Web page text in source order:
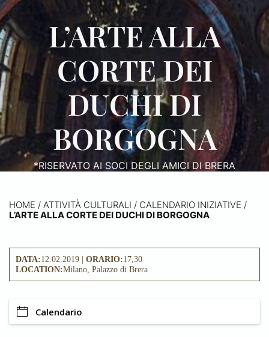
L’ARTE ALLA
CORTE DEI
DUCHI DI
BORGOGNA
*RISERVATO AI SOCI DEGLI AMICI DI BRERA
HOME / ATTIVITÀ CULTURALI / CALENDARIO INIZIATIVE /
L’ARTE ALLA CORTE DEI DUCHI DI BORGOGNA
DATA:12.02.2019 | ORARIO:17,30
LOCATION:Milano, Palazzo di Brera
Calendario